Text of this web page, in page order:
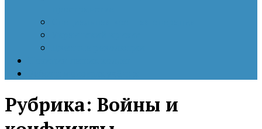
Рубрика: Войны и